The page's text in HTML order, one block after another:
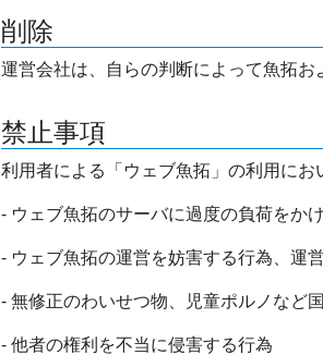
削除
運営会社は、自らの判断によって魚拓お
禁止事項
利用者による「ウェブ魚拓」の利用にお
- ウェブ魚拓のサーバに過度の負荷をか
- ウェブ魚拓の運営を妨害する行為、運
- 無修正のわいせつ物、児童ポルノなど
- 他者の権利を不当に侵害する行為